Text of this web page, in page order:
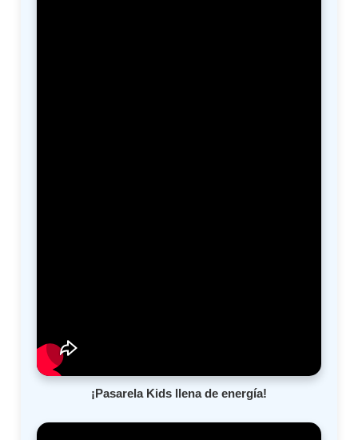
¡Pasarela Kids llena de energía!